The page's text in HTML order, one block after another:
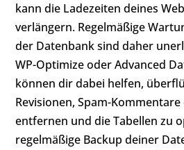
kann die Ladezeiten deines
verlängern. Regelmäßige
der Datenbank sind daher
WP-Optimize oder Advanced
können dir dabei helfen,
Revisionen, Spam-
entfernen und die Tabellen zu
regelmäßige Backup deiner